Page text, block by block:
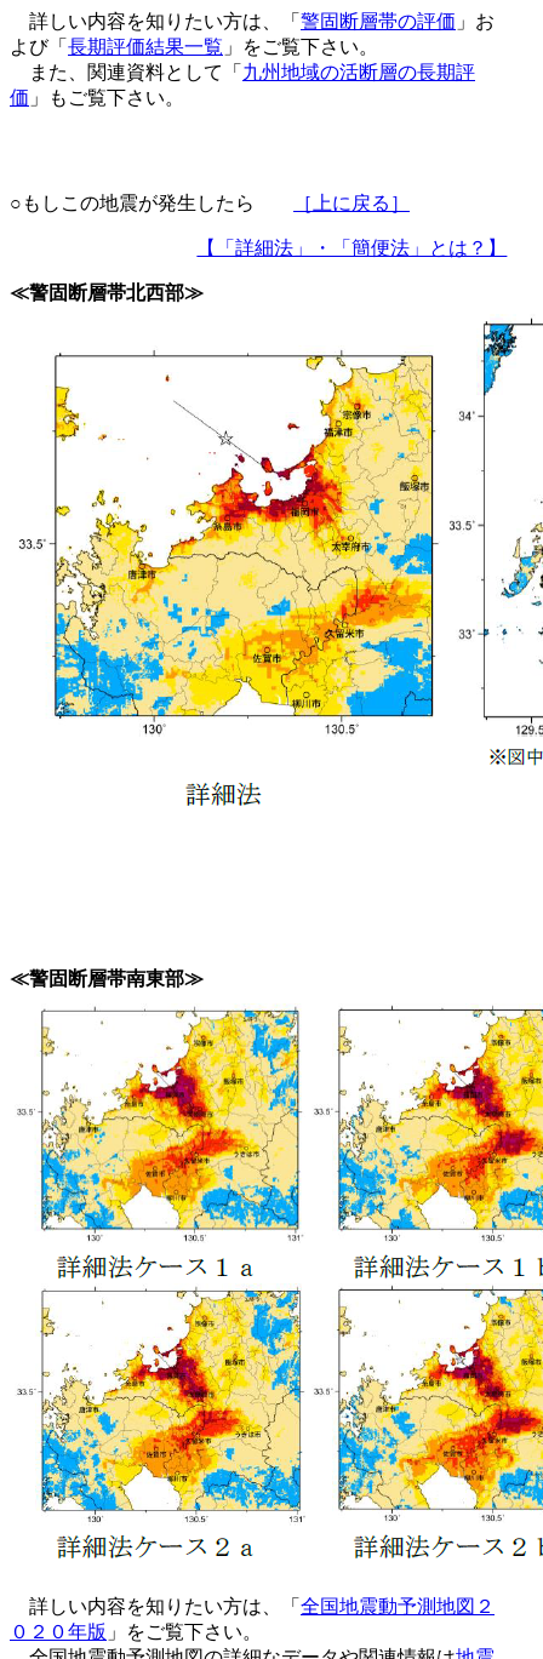
詳しい内容を知りたい方は、「 警固断層帯の評価 」お
よび「 長期評価結果一覧 」をご覧下さい。
また、関連資料として「 九州地域の活断層の長期評
価 」もご覧下さい。
○もしこの地震が発生したら ［上に戻る］
【「詳細法」・「簡便法」とは？】
≪警固断層帯北西部≫
≪警固断層帯南東部≫
詳しい内容を知りたい方は、「 全国地震動予測地図２
０２０年版 」をご覧下さい。